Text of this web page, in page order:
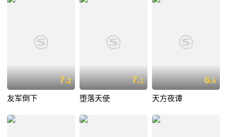
7.2
友军倒下
7.1
堕落天使
6.6
天方夜谭